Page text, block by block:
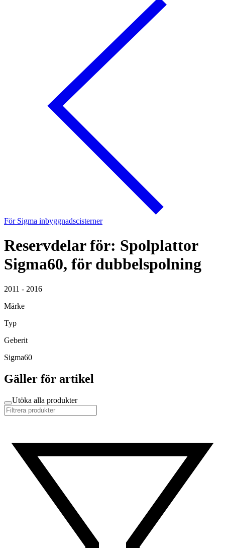
För Sigma inbyggnadscisterner
Reservdelar för: Spolplattor
Sigma60, för dubbelspolning
2011 - 2016
Märke
Typ
Geberit
Sigma60
Gäller för artikel
Utöka alla produkter